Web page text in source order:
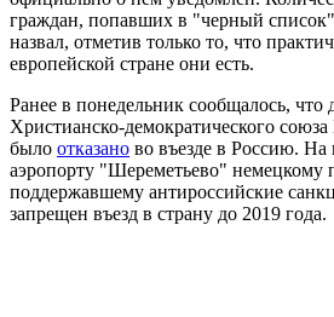
граждан, попавших в "черный
назвал, отметив только то, что
европейской стране они есть.
Ранее в понедельник сообщалось, что
Христианско-демократического
было отказано во въезде в Россию. На
аэропорту "Шереметьево" немецкому
поддержавшему антироссийские
запрещен въезд в страну до 2019 года.